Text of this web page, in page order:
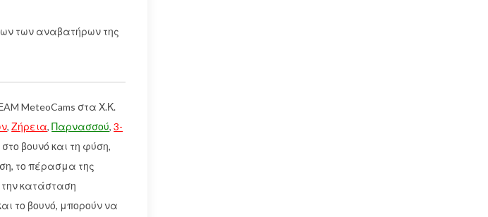
των αναβατήρων της
MeteoCams στα Χ.Κ.
,Ζήρεια,Παρνασσού,3-
βουνό και τη φύση,
το πέρασμα της
την κατάσταση
το βουνό, μπορούν να